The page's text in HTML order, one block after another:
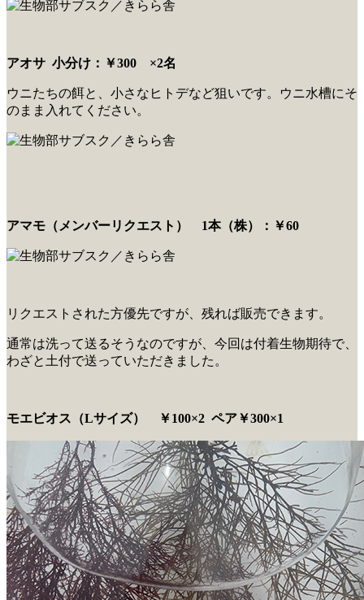
アオサ 小分け：￥300 ×2名
ウニたちの餌と、小さなヒトデなど狙いです。ウニ水槽にそ
のまま入れてください。
アマモ（メンバーリクエスト） 1本（株）：￥60
リクエストされた方優先ですが、残れば販売できます。
通常は洗って送るそうなのですが、今回は付着生物期待で、
わざと土付で送っていただきました。
モエビオス（Lサイズ） ￥100×2 ペア￥300×1